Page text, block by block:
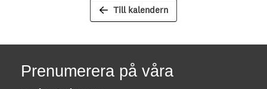
Till kalendern
Prenumerera på våra